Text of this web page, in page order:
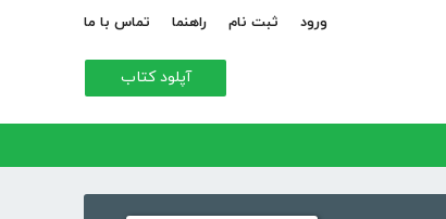
ورود ثبت نام راهنما تماس با ما
آپلود کتاب